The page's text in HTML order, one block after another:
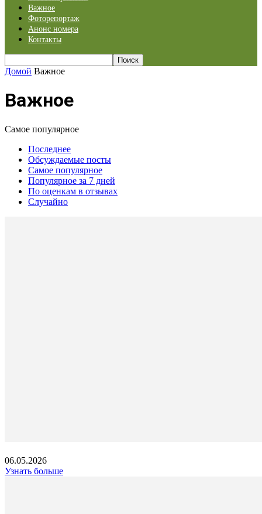
Важное
Фоторепортаж
Анонс номера
Контакты
Домой Важное
Важное
Самое популярное
Последнее
Обсуждаемые посты
Самое популярное
Популярное за 7 дней
По оценкам в отзывах
Случайно
06.05.2026
Узнать больше